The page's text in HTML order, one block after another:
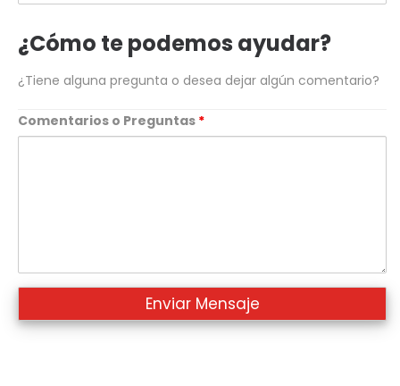
de
¿Cómo te podemos ayudar?
¿Tiene alguna pregunta o desea dejar algún comentario?
Comentarios o Preguntas *